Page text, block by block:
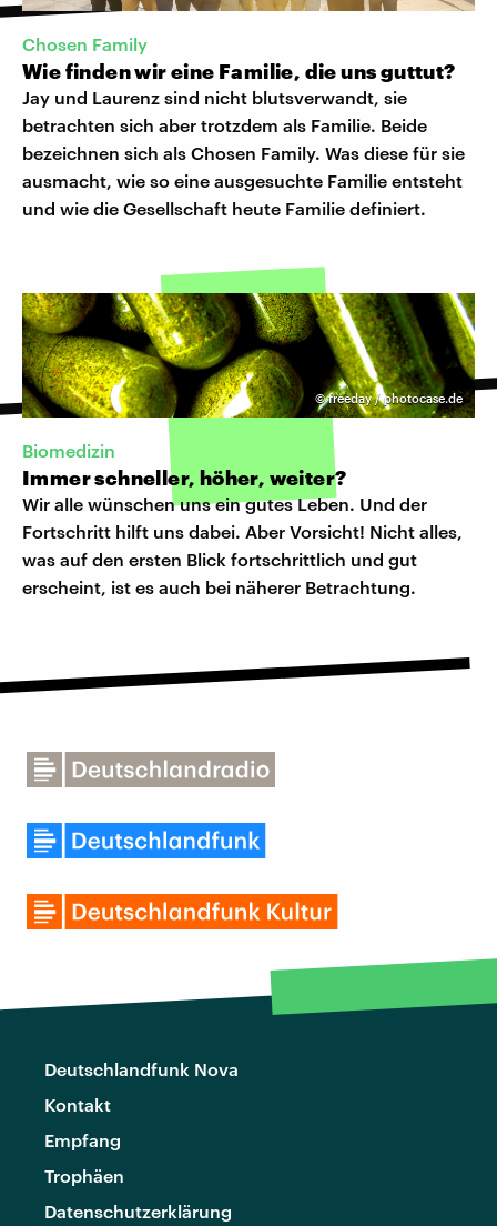
Chosen Family
Wie finden wir eine Familie, die uns guttut?
Jay und Laurenz sind nicht blutsverwandt, sie
betrachten sich aber trotzdem als Familie. Beide
bezeichnen sich als Chosen Family. Was diese für sie
ausmacht, wie so eine ausgesuchte Familie entsteht
und wie die Gesellschaft heute Familie definiert.
©freeday / photocase.de
Biomedizin
Immer schneller, höher, weiter?
Wir alle wünschen uns ein gutes Leben. Und der
Fortschritt hilft uns dabei. Aber Vorsicht! Nicht alles,
was auf den ersten Blick fortschrittlich und gut
erscheint, ist es auch bei näherer Betrachtung.
Deutschlandfunk Nova
Kontakt
Empfang
Trophäen
Datenschutzerklärung